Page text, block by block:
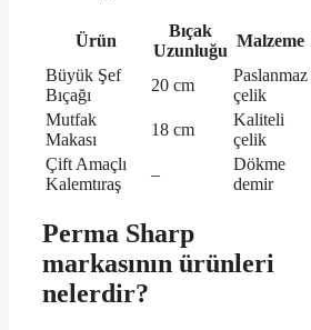
Ürün
Bıçak
Uzunluğu
Malzeme
Büyük Şef
Bıçağı
20 cm
Paslanmaz
çelik
Mutfak
Makası
18 cm
Kaliteli
çelik
Çift Amaçlı
Kalemtıraş
–
Dökme
demir
Perma Sharp
markasının ürünleri
nelerdir?